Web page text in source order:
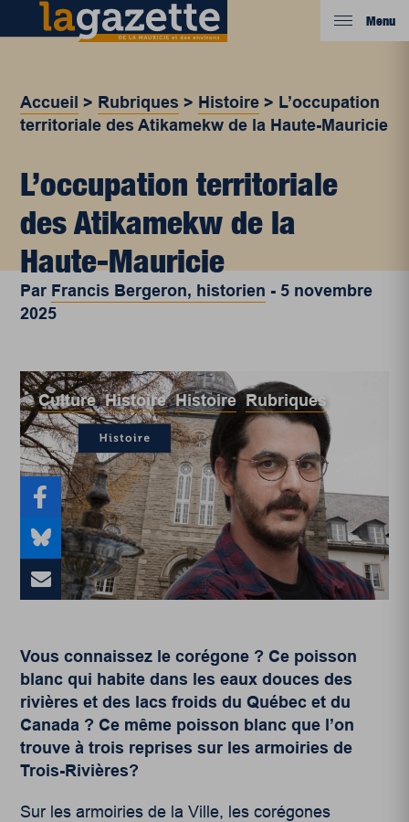
Menu
Accueil > Rubriques > Histoire > L’occupation
territoriale des Atikamekw de la Haute-Mauricie
L’occupation territoriale
des Atikamekw de la
Haute-Mauricie
Par Francis Bergeron, historien - 5 novembre
2025
Culture,Histoire,Histoire,Rubriques
Vous connaissez le corégone ? Ce poisson
blanc qui habite dans les eaux douces des
rivières et des lacs froids du Québec et du
Canada ? Ce même poisson blanc que l’on
trouve à trois reprises sur les armoiries de
Trois-Rivières?
Sur les armoiries de la Ville, les corégones